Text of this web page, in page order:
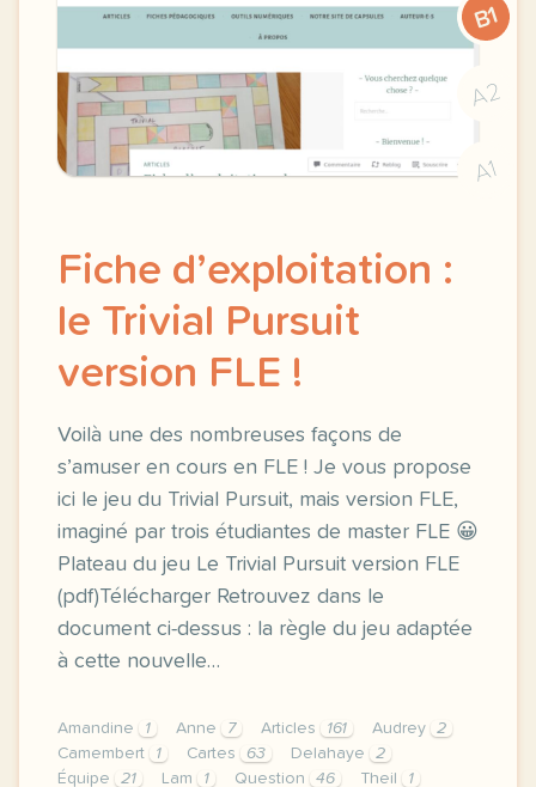
B1
A2
A1
Fiche d’exploitation :
le Trivial Pursuit
version FLE !
Voilà une des nombreuses façons de
s’amuser en cours en FLE ! Je vous propose
ici le jeu du Trivial Pursuit, mais version FLE,
imaginé par trois étudiantes de master FLE 😀
Plateau du jeu Le Trivial Pursuit version FLE
(pdf)Télécharger Retrouvez dans le
document ci-dessus : la règle du jeu adaptée
à cette nouvelle…
Amandine 1 Anne 7 Articles 161 Audrey
2
Camembert
1 Cartes 63 Delahaye
2
Équipe
21 Lam 1 Question 46 Theil 1